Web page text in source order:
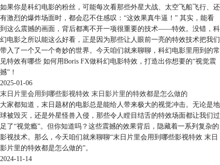
如果你是科幻电影的粉丝，可能每次看那些外星大战、太空飞船飞行、还
有激烈的爆炸场面时，都会忍不住感叹：“这效果真牛逼！” 其实，能看
到这么震撼的画面，背后都离不开一项很重要的技术——特效。没错，科
幻电影之所以能这么好看，正是因为那些让人眼前一亮的特效技术把我们
带入了一个又一个奇妙的世界。今天咱们就来聊聊，科幻电影里用到的常
见特效有哪些 如何用Boris FX做科幻电影特效，打造出你想要的“视觉震
撼”！
2025-01-06
末日片里会用到哪些影视特效 末日影片里的特效都是怎么做的
大家都知道，末日题材的电影总是能给人带来极大的视觉冲击。无论是地
球被毁灭，还是外星怪兽入侵，那些令人瞠目结舌的特效场面都让我们过
足了“视觉瘾”。但你知道吗？这些震撼的效果背后，隐藏着一系列复杂的
影视技术。那么，今天咱们就来聊聊“末日片里会用到哪些影视特效 末日
影片里的特效都是怎么做的”。
2024-11-14